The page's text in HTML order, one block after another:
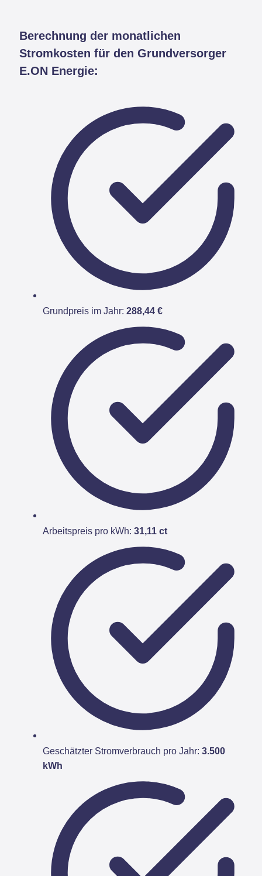
Berechnung der monatlichen
Stromkosten für den Grundversorger
E.ON Energie:
Grundpreis im Jahr: 288,44 €
Arbeitspreis pro kWh: 31,11 ct
Geschätzter Stromverbrauch pro Jahr: 3.500
kWh